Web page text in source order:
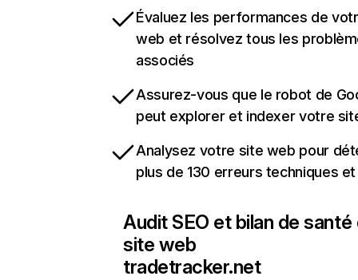
Évaluez les performances de
web et résolvez tous les
associés
Assurez-vous que le robot de
peut explorer et indexer votre
Analysez votre site web pour
plus de 130 erreurs techniques et
Audit SEO et bilan de santé
site web
tradetracker.net